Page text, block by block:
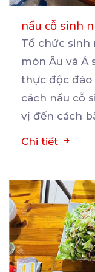
nấu cỗ sinh
Tổ chức sinh
món Âu và Á
thực độc đáo
cách nấu cỗ
vị đến cách
Chi tiết